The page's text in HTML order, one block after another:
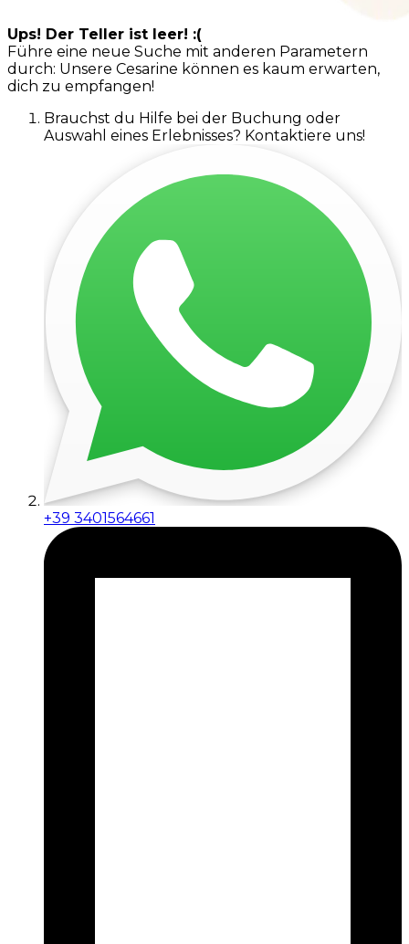
Ups! Der Teller ist leer! :(
Führe eine neue Suche mit anderen Parametern
durch: Unsere Cesarine können es kaum erwarten,
dich zu empfangen!
Brauchst du Hilfe bei der Buchung oder
Auswahl eines Erlebnisses? Kontaktiere uns!
+39 3401564661